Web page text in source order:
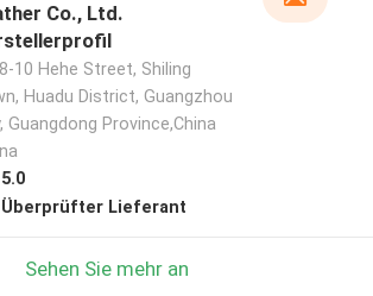
Co., Ltd.
8-10 Hehe Street, Shiling
Huadu District, Guangzhou
Guangdong Province,China
5.0
Überprüfter Lieferant
Sehen Sie mehr an